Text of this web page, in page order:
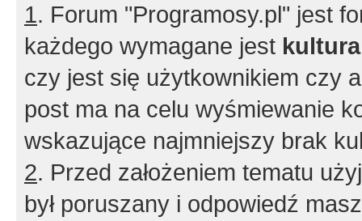
1. Forum "Programosy.pl" jest
każdego wymagane jest
czy jest się użytkownikiem czy
post ma na celu wyśmiewanie
wskazujące najmniejszy brak
2. Przed założeniem tematu
był poruszany i odpowiedź